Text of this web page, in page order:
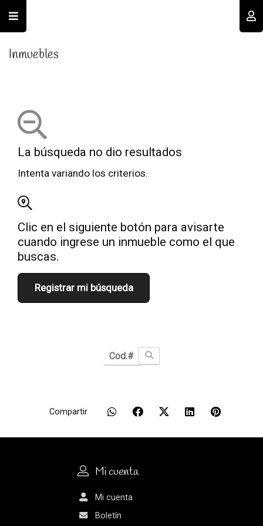
Recordar datos
Olvidé mi clave Registro
Inmuebles
La búsqueda no dio resultados
Intenta variando los criterios.
Clic en el siguiente botón para avisarte
cuando ingrese un inmueble como el que
buscas.
Registrar mi búsqueda
Compartir
Mi cuenta
Mi cuenta
Boletín